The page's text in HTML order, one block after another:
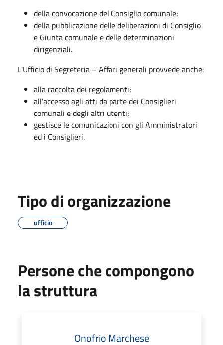
della convocazione del Consiglio comunale;
della pubblicazione delle deliberazioni di Consiglio
e Giunta comunale e delle determinazioni
dirigenziali.
L'Ufficio di Segreteria – Affari generali provvede anche:
alla raccolta dei regolamenti;
all’accesso agli atti da parte dei Consiglieri
comunali e degli altri utenti;
gestisce le comunicazioni con gli Amministratori
ed i Consiglieri.
Tipo di organizzazione
ufficio
Persone che compongono
la struttura
Onofrio Marchese